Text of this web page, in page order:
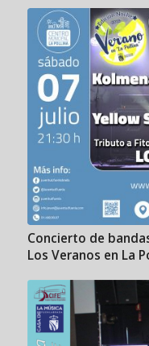
Concierto de
Los Veranos en La